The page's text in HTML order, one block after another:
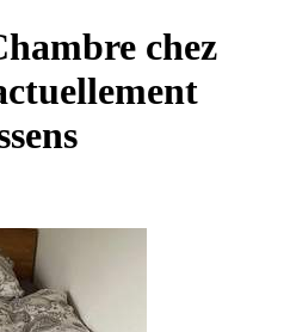
chez